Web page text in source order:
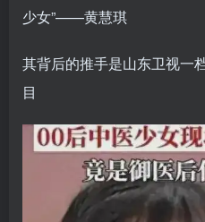
少女”——黄慧琪
其背后的推手是山东卫视一
目